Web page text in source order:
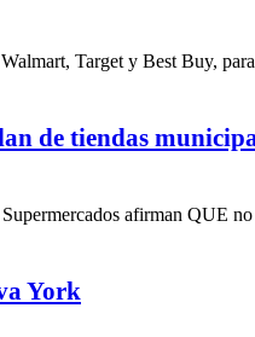
Target y Best Buy,
de tiendas
afirman QUE
York